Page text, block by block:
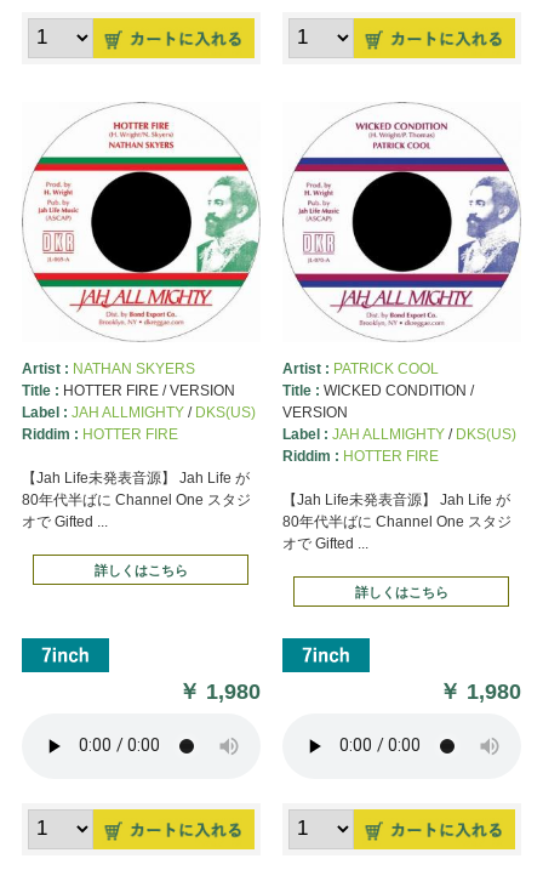
Artist : NATHAN SKYERS
Title : HOTTER FIRE / VERSION
Label : JAH ALLMIGHTY/ DKS(US)
Riddim : HOTTER FIRE
【Jah Life未発表音源】 Jah Life が
80年代半ばに Channel One スタジ
オで Gifted ...
詳しくはこちら
￥ 1,980
Artist : PATRICK COOL
Title : WICKED CONDITION /
VERSION
Label : JAH ALLMIGHTY/ DKS(US)
Riddim : HOTTER FIRE
【Jah Life未発表音源】 Jah Life が
80年代半ばに Channel One スタジ
オで Gifted ...
詳しくはこちら
￥ 1,980